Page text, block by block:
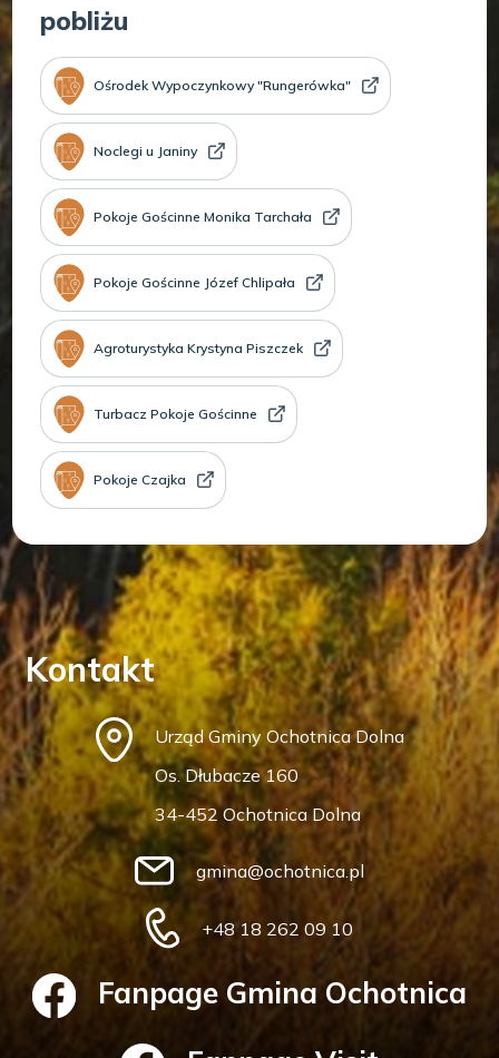
pobliżu
Ośrodek Wypoczynkowy "Rungerówka"
Noclegi u Janiny
Pokoje Gościnne Monika Tarchała
Pokoje Gościnne Józef Chlipała
Agroturystyka Krystyna Piszczek
Turbacz Pokoje Gościnne
Pokoje Czajka
Kontakt
Urząd Gminy Ochotnica Dolna
Os. Dłubacze 160
34-452 Ochotnica Dolna
gmina@ochotnica.pl
+48 18 262 09 10
Fanpage Gmina Ochotnica